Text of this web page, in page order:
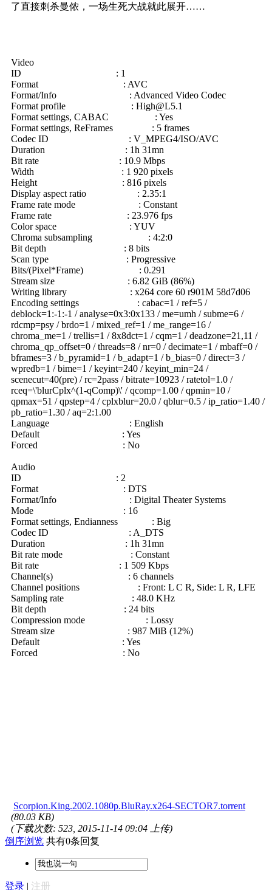
了直接刺杀曼侬，一场生死大战就此展开……
Video
ID : 1
Format : AVC
Format/Info : Advanced Video Codec
Format profile : High@L5.1
Format settings, CABAC : Yes
Format settings, ReFrames : 5 frames
Codec ID : V_MPEG4/ISO/AVC
Duration : 1h 31mn
Bit rate : 10.9 Mbps
Width : 1 920 pixels
Height : 816 pixels
Display aspect ratio : 2.35:1
Frame rate mode : Constant
Frame rate : 23.976 fps
Color space : YUV
Chroma subsampling : 4:2:0
Bit depth : 8 bits
Scan type : Progressive
Bits/(Pixel*Frame) : 0.291
Stream size : 6.82 GiB (86%)
Writing library : x264 core 60 r901M 58d7d06
Encoding settings : cabac=1 / ref=5 /
deblock=1:-1:-1 / analyse=0x3:0x133 / me=umh / subme=6 /
rdcmp=psy / brdo=1 / mixed_ref=1 / me_range=16 /
chroma_me=1 / trellis=1 / 8x8dct=1 / cqm=1 / deadzone=21,11 /
chroma_qp_offset=0 / threads=8 / nr=0 / decimate=1 / mbaff=0 /
bframes=3 / b_pyramid=1 / b_adapt=1 / b_bias=0 / direct=3 /
wpredb=1 / bime=1 / keyint=240 / keyint_min=24 /
scenecut=40(pre) / rc=2pass / bitrate=10923 / ratetol=1.0 /
rceq=\'blurCplx^(1-qComp)\' / qcomp=1.00 / qpmin=10 /
qpmax=51 / qpstep=4 / cplxblur=20.0 / qblur=0.5 / ip_ratio=1.40 /
pb_ratio=1.30 / aq=2:1.00
Language : English
Default : Yes
Forced : No
Audio
ID : 2
Format : DTS
Format/Info : Digital Theater Systems
Mode : 16
Format settings, Endianness : Big
Codec ID : A_DTS
Duration : 1h 31mn
Bit rate mode : Constant
Bit rate : 1 509 Kbps
Channel(s) : 6 channels
Channel positions : Front: L C R, Side: L R, LFE
Sampling rate : 48.0 KHz
Bit depth : 24 bits
Compression mode : Lossy
Stream size : 987 MiB (12%)
Default : Yes
Forced : No
Scorpion.King.2002.1080p.BluRay.x264-SECTOR7.torrent
(80.03 KB)
(下载次数: 523, 2015-11-14 09:04 上传)
倒序浏览 共有0条回复
登录 | 注册